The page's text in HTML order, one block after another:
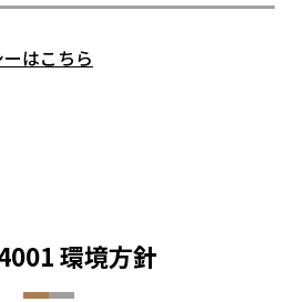
はこちら
環境方針